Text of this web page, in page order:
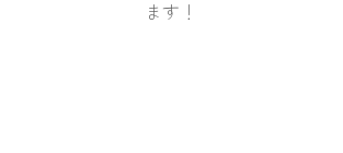
ます！